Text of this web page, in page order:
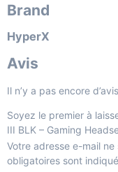
Brand
HyperX
Avis
Il n’y a pas encore
Soyez le premier à
III BLK – Gaming
Votre adresse e-mail
obligatoires sont